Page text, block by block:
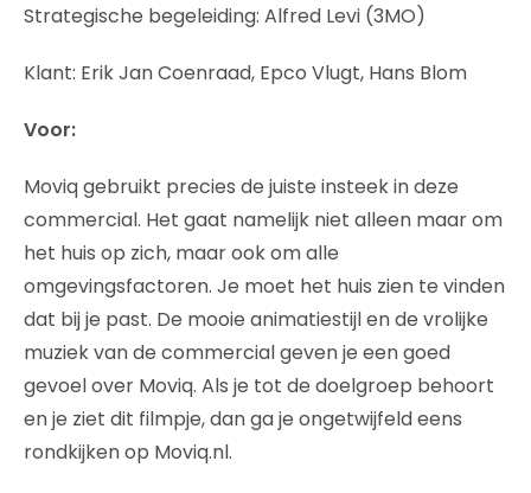
Strategische begeleiding: Alfred Levi (3MO)
Klant: Erik Jan Coenraad, Epco Vlugt, Hans Blom
Voor:
Moviq gebruikt precies de juiste insteek in deze
commercial. Het gaat namelijk niet alleen maar om
het huis op zich, maar ook om alle
omgevingsfactoren. Je moet het huis zien te vinden
dat bij je past. De mooie animatiestijl en de vrolijke
muziek van de commercial geven je een goed
gevoel over Moviq. Als je tot de doelgroep behoort
en je ziet dit filmpje, dan ga je ongetwijfeld eens
rondkijken op Moviq.nl.